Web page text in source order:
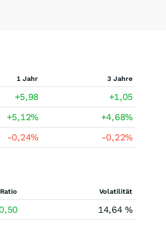
1 Jahr 3 Jahre
+5,98
+1,05
+5,12% +4,68%
-0,24% -0,22%
Volatilität
14,64 %